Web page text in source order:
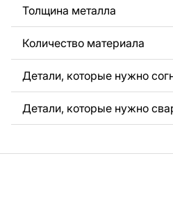
Толщина металла
Количество материала
Детали, которые нужно
Детали, которые нужно